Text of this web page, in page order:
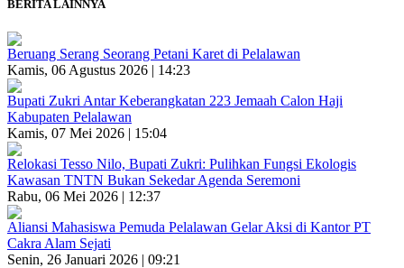
BERITA LAINNYA
Beruang Serang Seorang Petani Karet di Pelalawan
Kamis, 06 Agustus 2026 | 14:23
Bupati Zukri Antar Keberangkatan 223 Jemaah Calon Haji
Kabupaten Pelalawan
Kamis, 07 Mei 2026 | 15:04
Relokasi Tesso Nilo, Bupati Zukri: Pulihkan Fungsi Ekologis
Kawasan TNTN Bukan Sekedar Agenda Seremoni
Rabu, 06 Mei 2026 | 12:37
Aliansi Mahasiswa Pemuda Pelalawan Gelar Aksi di Kantor PT
Cakra Alam Sejati
Senin, 26 Januari 2026 | 09:21